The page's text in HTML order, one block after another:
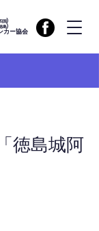
国)
島)
カー協会
徳島城阿